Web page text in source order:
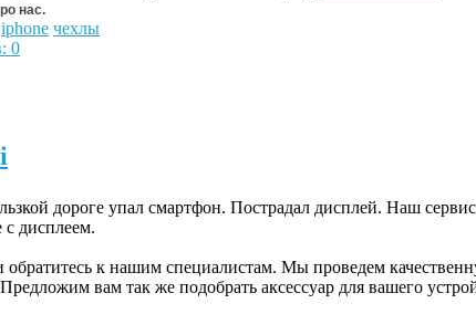
нас.
iphone чехлы
0
дороге упал смартфон. Пострадал дисплей. Наш
с дисплеем.
к нашим специалистам. Мы проведем
вам так же подобрать аксессуар для вашего